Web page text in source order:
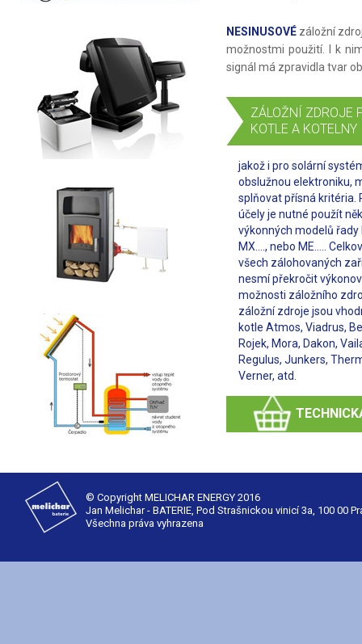
NESINUSOVÉ záložní
možnostmi použití. I k
signál má zpravidla tvar
ZÁLOŽNÍ ZDROJE
KOTLE A KOTELNY
jakož i pro solární
obslužnou elektroniku,
splňovat přísná kritéria.
účely je nutné použít
výkonných modelů řady
MX…., nebo ME…..
všech zálohovaných
nesmí překročit
možnosti záložního
záložní zdroje jsou
kotle Atmos, Viadrus,
Rojek, Mora, Dakon,
Regulus, Junkers,
Verner, atd.
© Copyright MELICHAR ENERGY 2016
Jan Melichar - BATERIE, Pod Strašnickou vinicí 3a, 100 00
Všechna práva vyhrazena